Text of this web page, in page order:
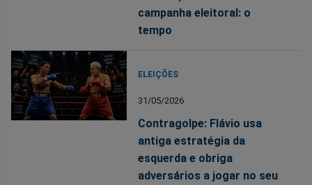
campanha eleitoral: o
tempo
ELEIÇÕES
31/05/2026
Contragolpe: Flávio usa
antiga estratégia da
esquerda e obriga
adversários a jogar no seu